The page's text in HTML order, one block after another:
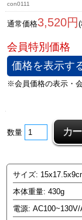
con0111
通常価格3,520円
価格を表示す
数量
サイズ:
本体重量: 430g
電源: